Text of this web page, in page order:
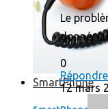
SmartPhone
Le
données
0
Répondre
12 mars